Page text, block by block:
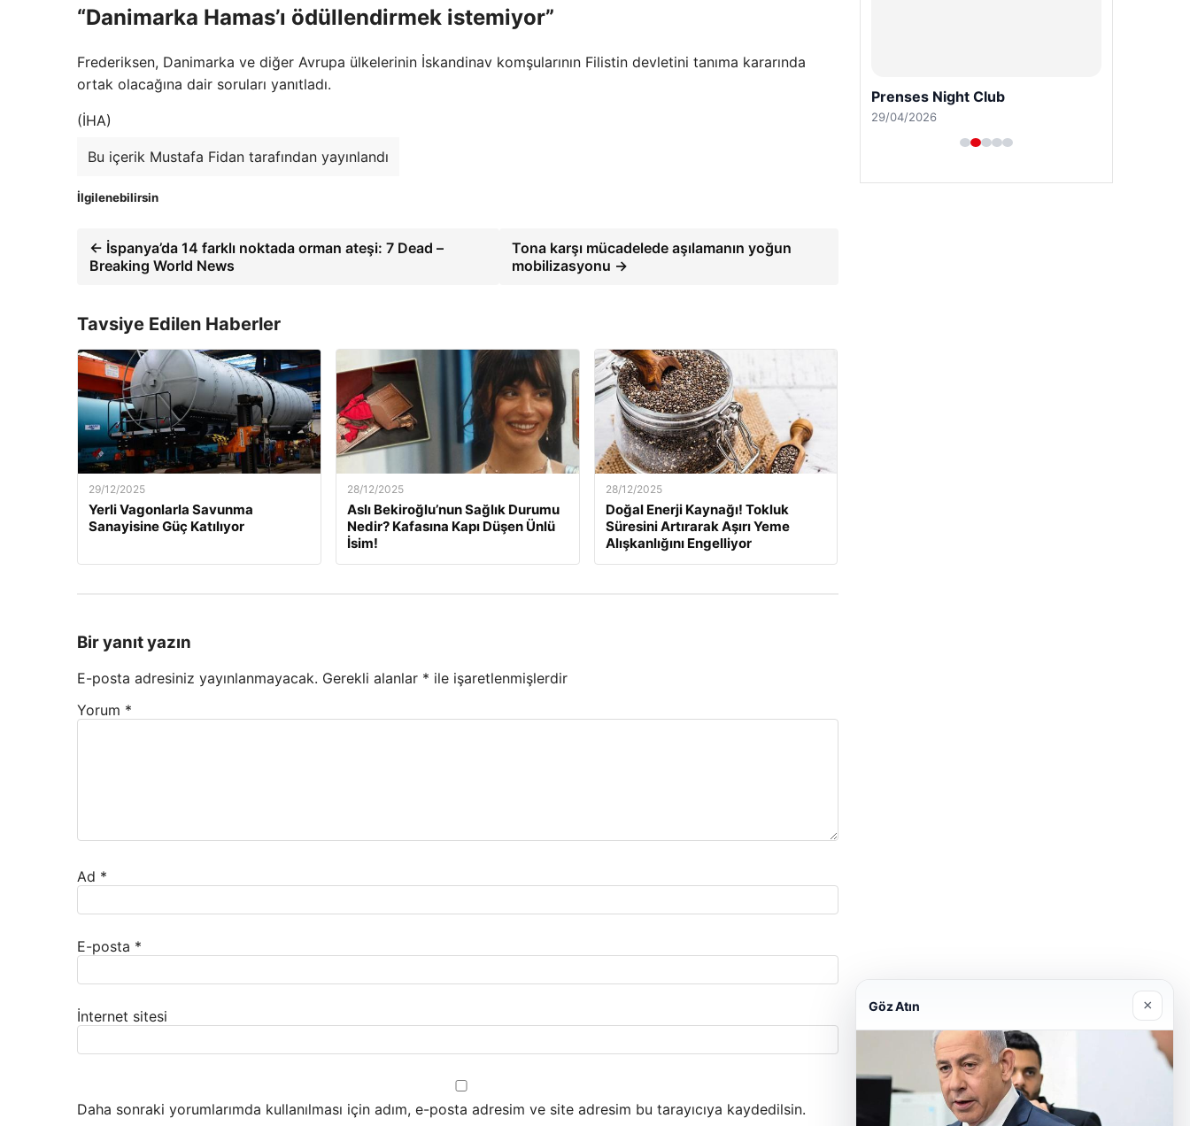
“Danimarka Hamas’ı ödüllendirmek istemiyor”
Frederiksen, Danimarka ve diğer Avrupa ülkelerinin İskandinav komşularının Filistin devletini tanıma kararında
ortak olacağına dair soruları yanıtladı.
(İHA)
Bu içerik Mustafa Fidan tarafından yayınlandı
İlgilenebilirsin
← İspanya’da 14 farklı noktada orman ateşi: 7 Dead –
Breaking World News
Tona karşı mücadelede aşılamanın yoğun
mobilizasyonu →
Tavsiye Edilen Haberler
29/12/2025
Yerli Vagonlarla Savunma
Sanayisine Güç Katılıyor
28/12/2025
Aslı Bekiroğlu’nun Sağlık Durumu
Nedir? Kafasına Kapı Düşen Ünlü
İsim!
28/12/2025
Doğal Enerji Kaynağı! Tokluk
Süresini Artırarak Aşırı Yeme
Alışkanlığını Engelliyor
Bir yanıt yazın
E-posta adresiniz yayınlanmayacak. Gerekli alanlar * ile işaretlenmişlerdir
Yorum *
Ad *
E-posta *
İnternet sitesi
Daha sonraki yorumlarımda kullanılması için adım, e-posta adresim ve site adresim bu tarayıcıya kaydedilsin.
Prenses Night Club
29/04/2026
Göz Atın ×